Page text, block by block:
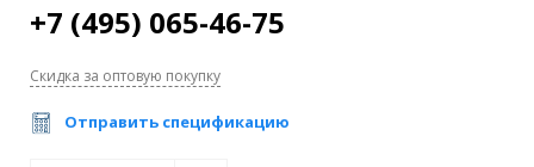
+7 (495) 065-46-75
Скидка за оптовую покупку
Отправить спецификацию